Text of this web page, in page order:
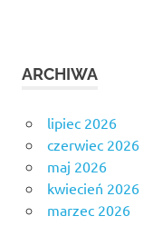
ARCHIWA
lipiec 2026
czerwiec 2026
maj 2026
kwiecień 2026
marzec 2026